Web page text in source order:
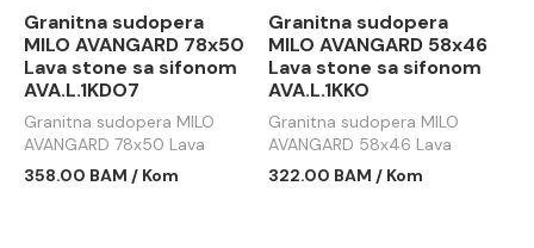
Granitna sudopera
MILO AVANGARD 78x50
Lava stone sa sifonom
AVA.L.1KDO7
Granitna sudopera MILO
AVANGARD 78x50 Lava
stone sa sifonom
358.00 BAM / Kom
Granitna sudopera
MILO AVANGARD 58x46
Lava stone sa sifonom
AVA.L.1KKO
Granitna sudopera MILO
AVANGARD 58x46 Lava
stone sa sifonom
322.00 BAM / Kom